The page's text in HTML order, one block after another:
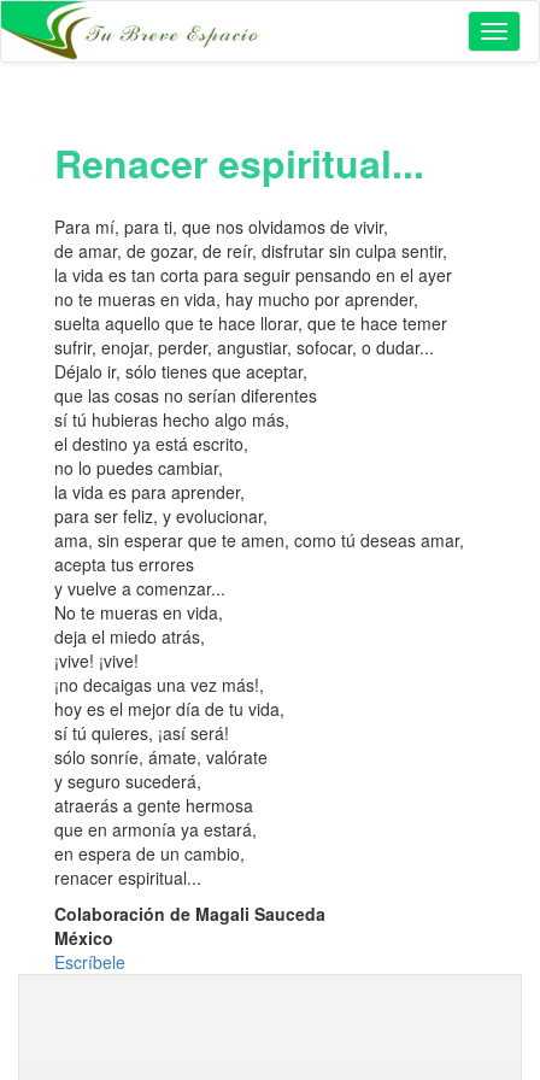
Renacer espiritual...
Para mí, para ti, que nos olvidamos de vivir,
de amar, de gozar, de reír, disfrutar sin culpa sentir,
la vida es tan corta para seguir pensando en el ayer
no te mueras en vida, hay mucho por aprender,
suelta aquello que te hace llorar, que te hace temer
sufrir, enojar, perder, angustiar, sofocar, o dudar...
Déjalo ir, sólo tienes que aceptar,
que las cosas no serían diferentes
sí tú hubieras hecho algo más,
el destino ya está escrito,
no lo puedes cambiar,
la vida es para aprender,
para ser feliz, y evolucionar,
ama, sin esperar que te amen, como tú deseas amar,
acepta tus errores
y vuelve a comenzar...
No te mueras en vida,
deja el miedo atrás,
¡vive! ¡vive!
¡no decaigas una vez más!,
hoy es el mejor día de tu vida,
sí tú quieres, ¡así será!
sólo sonríe, ámate, valórate
y seguro sucederá,
atraerás a gente hermosa
que en armonía ya estará,
en espera de un cambio,
renacer espiritual...
Colaboración de Magali Sauceda
México
Escríbele